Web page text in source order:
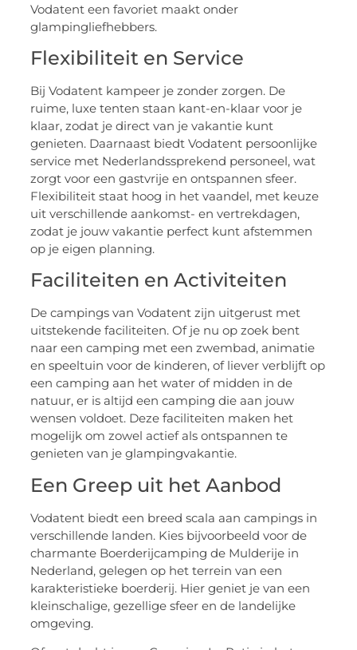
Vodatent een favoriet maakt onder
glampingliefhebbers.
Flexibiliteit en Service
Bij Vodatent kampeer je zonder zorgen. De
ruime, luxe tenten staan kant-en-klaar voor je
klaar, zodat je direct van je vakantie kunt
genieten. Daarnaast biedt Vodatent persoonlijke
service met Nederlandssprekend personeel, wat
zorgt voor een gastvrije en ontspannen sfeer.
Flexibiliteit staat hoog in het vaandel, met keuze
uit verschillende aankomst- en vertrekdagen,
zodat je jouw vakantie perfect kunt afstemmen
op je eigen planning.
Faciliteiten en Activiteiten
De campings van Vodatent zijn uitgerust met
uitstekende faciliteiten. Of je nu op zoek bent
naar een camping met een zwembad, animatie
en speeltuin voor de kinderen, of liever verblijft op
een camping aan het water of midden in de
natuur, er is altijd een camping die aan jouw
wensen voldoet. Deze faciliteiten maken het
mogelijk om zowel actief als ontspannen te
genieten van je glampingvakantie.
Een Greep uit het Aanbod
Vodatent biedt een breed scala aan campings in
verschillende landen. Kies bijvoorbeeld voor de
charmante Boerderijcamping de Mulderije in
Nederland, gelegen op het terrein van een
karakteristieke boerderij. Hier geniet je van een
kleinschalige, gezellige sfeer en de landelijke
omgeving.